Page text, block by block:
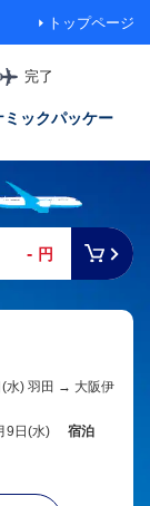
トップページ
完了
ックパッケー
- 円
水) 羽田 → 大阪伊
9日(水)
宿泊